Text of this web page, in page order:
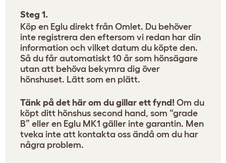
Steg 1.
Köp en Eglu direkt från Omlet. Du behöver
inte registrera den eftersom vi redan har din
information och vilket datum du köpte den.
Så du får automatiskt 10 år som hönsägare
utan att behöva bekymra dig över
hönshuset. Lätt som en plätt.
Tänk på det här om du gillar ett fynd! Om du
köpt ditt hönshus second hand, som “grade
B” eller en Eglu MK1 gäller inte garantin. Men
tveka inte att kontakta oss ändå om du har
några problem.